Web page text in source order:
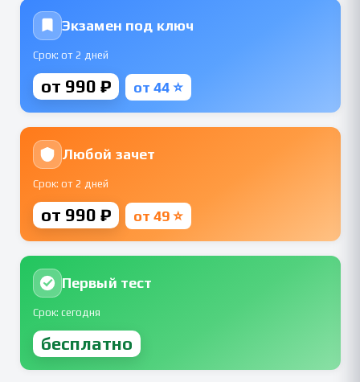
Экзамен под ключ
Срок: от 2 дней
от 990 ₽ от 44 ⭐
Любой зачет
Срок: от 2 дней
от 990 ₽ от 49 ⭐
Первый тест
Срок: сегодня
бесплатно